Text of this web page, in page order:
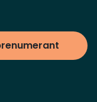
APL har
tar emot
Det ger